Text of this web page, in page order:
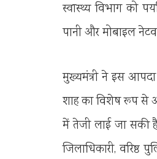
स्वास्थ्य विभाग को
पानी और मोबाइल
मुख्यमंत्री ने इस आपदा
शाह का विशेष रूप से
में तेजी लाई जा सकी
जिलाधिकारी,